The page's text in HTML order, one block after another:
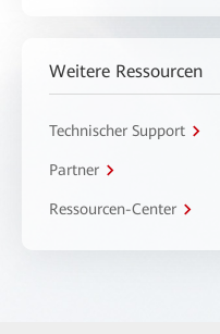
Weitere Ressourcen
Technischer Support
Partner
Ressourcen-Center